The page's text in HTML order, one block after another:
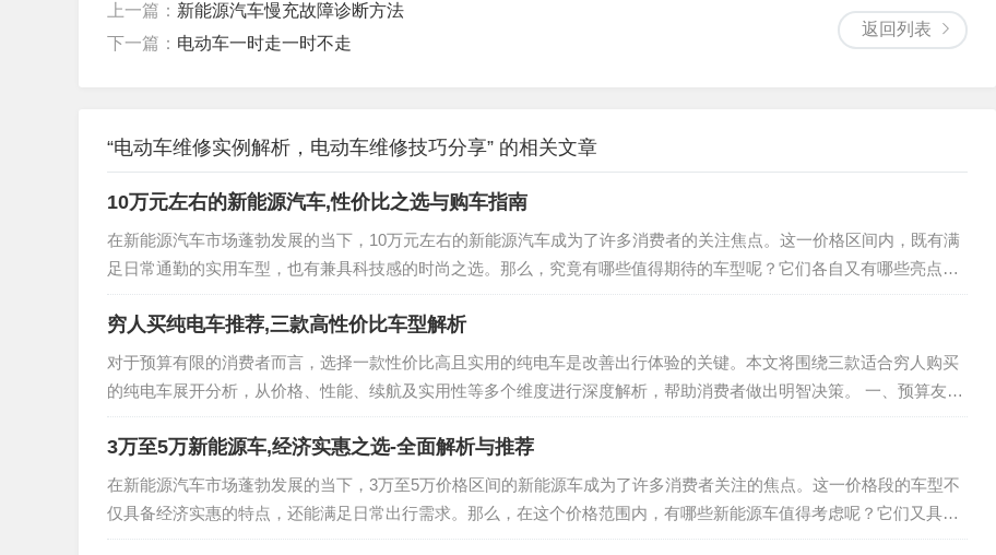
返回列表
上一篇： 新能源汽车慢充故障诊断方法
下一篇： 电动车一时走一时不走
“电动车维修实例解析，电动车维修技巧分享” 的相关文章
10万元左右的新能源汽车,性价比之选与购车指南
在新能源汽车市场蓬勃发展的当下，10万元左右的新能源汽车成为了许多消费者的关注焦点。这一价格区间内，既有满
足日常通勤的实用车型，也有兼具科技感的时尚之选。那么，究竟有哪些值得期待的车型呢？它们各自又有哪些亮点和
特色？接下来，我们将为您详细解析。 一、市场概览：10万元级新能源汽车的崛起 随着新...
穷人买纯电车推荐,三款高性价比车型解析
对于预算有限的消费者而言，选择一款性价比高且实用的纯电车是改善出行体验的关键。本文将围绕三款适合穷人购买
的纯电车展开分析，从价格、性能、续航及实用性等多个维度进行深度解析，帮助消费者做出明智决策。 一、预算友好
型纯电车市场现状 随着新能源汽车技术的快速发展，入门级纯电车市场呈现出爆发式增长。根...
3万至5万新能源车,经济实惠之选-全面解析与推荐
在新能源汽车市场蓬勃发展的当下，3万至5万价格区间的新能源车成为了许多消费者关注的焦点。这一价格段的车型不
仅具备经济实惠的特点，还能满足日常出行需求。那么，在这个价格范围内，有哪些新能源车值得考虑呢？它们又具备
哪些优势和特点呢？接下来，我们将为您详细解析。 一、价格区间内新能源车市场概况 在3万至...